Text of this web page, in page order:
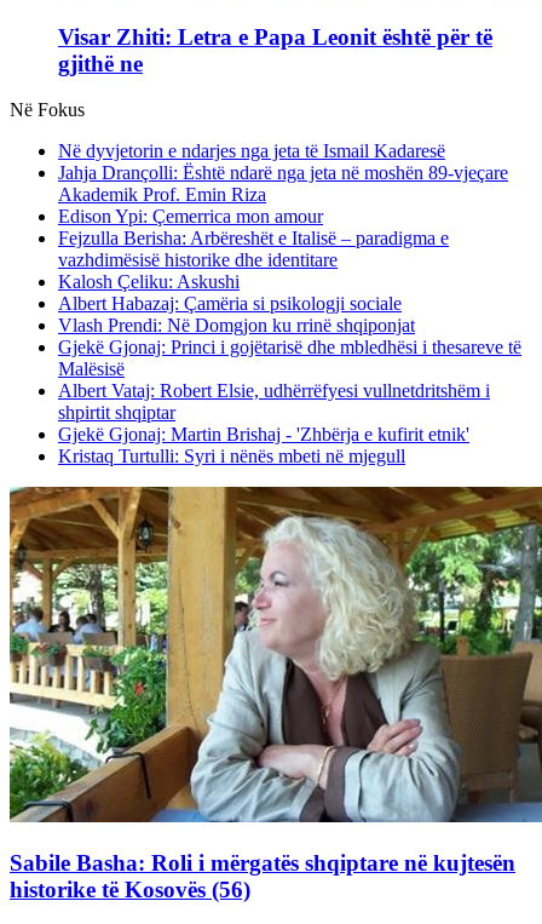
Visar Zhiti: Letra e Papa Leonit është për të
gjithë ne
Në Fokus
Në dyvjetorin e ndarjes nga jeta të Ismail Kadaresë
Jahja Drançolli: Është ndarë nga jeta në moshën 89-vjeçare
Akademik Prof. Emin Riza
Edison Ypi: Çemerrica mon amour
Fejzulla Berisha: Arbëreshët e Italisë – paradigma e
vazhdimësisë historike dhe identitare
Kalosh Çeliku: Askushi
Albert Habazaj: Çamëria si psikologji sociale
Vlash Prendi: Në Domgjon ku rrinë shqiponjat
Gjekë Gjonaj: Princi i gojëtarisë dhe mbledhësi i thesareve të
Malësisë
Albert Vataj: Robert Elsie, udhërrëfyesi vullnetdritshëm i
shpirtit shqiptar
Gjekë Gjonaj: Martin Brishaj - 'Zhbërja e kufirit etnik'
Kristaq Turtulli: Syri i nënës mbeti në mjegull
Sabile Basha: Roli i mërgatës shqiptare në kujtesën
historike të Kosovës (56)